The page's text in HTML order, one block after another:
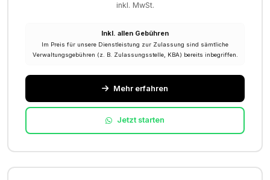
inkl. MwSt.
Inkl. allen Gebühren
Im Preis für unsere Dienstleistung zur Zulassung sind sämtliche
Verwaltungsgebühren (z. B. Zulassungsstelle, KBA) bereits inbegriffen.
Mehr erfahren
Jetzt starten